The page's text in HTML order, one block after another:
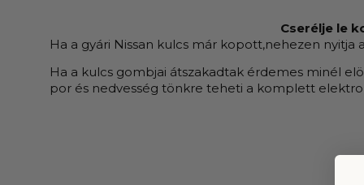
Cserélje le
Ha a gyári Nissan kulcs már kopott,nehezen
Ha a kulcs gombjai átszakadtak érdemes minél
por és nedvesség tönkre teheti a komplett